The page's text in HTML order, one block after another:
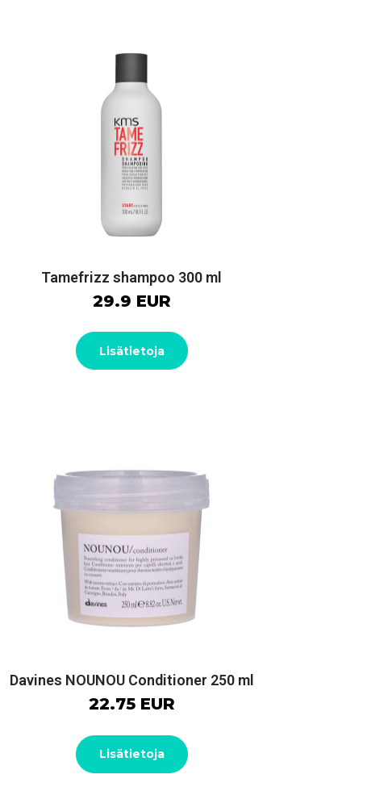
Tamefrizz shampoo 300 ml
29.9 EUR
Lisätietoja
Davines NOUNOU Conditioner 250 ml
22.75 EUR
Lisätietoja